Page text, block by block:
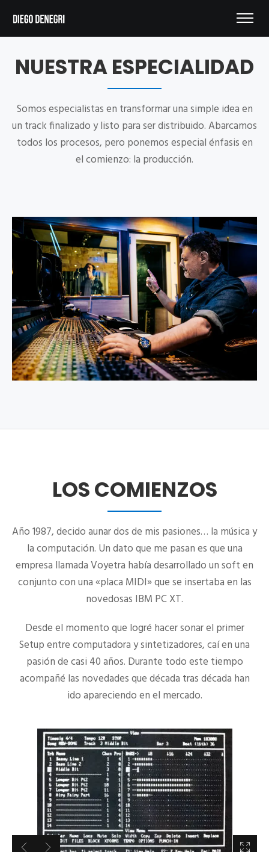
NUESTRAESPECIALIDAD
Somos especialistas en transformar una simple idea en
un track finalizado y listo para ser distribuido. Abarcamos
todos los procesos, pero ponemos especial énfasis en
el comienzo: la producción.
LOSCOMIENZOS
Año 1987, decido aunar dos de mis pasiones… la música y
la computación. Un dato que me pasan es que una
empresa llamada Voyetra había desarrollado un soft en
conjunto con una «placa MIDI» que se insertaba en las
novedosas IBM PC XT.
Desde el momento que logré hacer sonar el primer
Setup entre computadora y sintetizadores, caí en una
pasión de casi 40 años. Durante todo este tiempo
acompañé las novedades que década tras década han
ido apareciendo en el mercado.